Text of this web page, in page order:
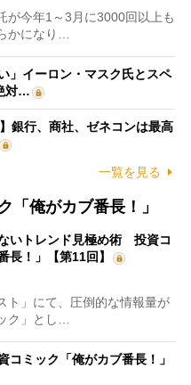
今年1～3月に3000回以上も
かになり…
」イーロン・マスク氏とスペ
対…
銀行、商社、ゼネコンは最高
一覧を見る
「俺がカブ番長！」
いトレンド見極め術 投資コ
長！」【第11回】
」にて、圧倒的な情報量が
ク」とし…
ミック「俺がカブ番長！」